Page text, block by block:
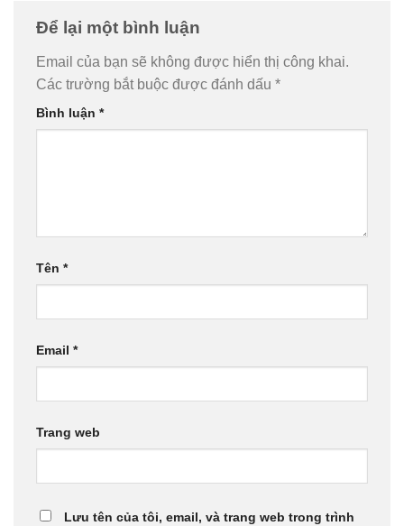
Để lại một bình luận
Email của bạn sẽ không được hiển thị công khai.
Các trường bắt buộc được đánh dấu *
Bình luận *
Tên *
Email *
Trang web
Lưu tên của tôi, email, và trang web trong trình